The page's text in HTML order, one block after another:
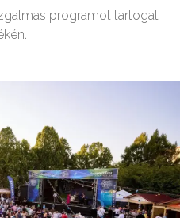
programot tartogat